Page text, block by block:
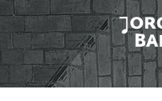
Skip
to
content